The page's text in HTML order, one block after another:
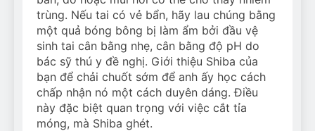
trùng. Nếu tai có vẻ bẩn, hãy lau chúng bằng
một quả bóng bông bị làm ẩm bởi đầu vệ
sinh tai cân bằng nhẹ, cân bằng độ pH do
bác sỹ thú y đề nghị. Giới thiệu Shiba của
bạn để chải chuốt sớm để anh ấy học cách
chấp nhận nó một cách duyên dáng. Điều
này đặc biệt quan trọng với việc cắt tỉa
móng, mà Shiba ghét.